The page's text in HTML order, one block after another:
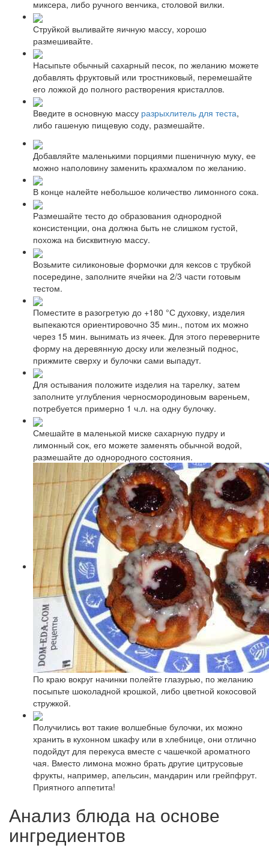
миксера, либо ручного венчика, столовой вилки.
Струйкой выливайте яичную массу, хорошо
размешивайте.
Насыпьте обычный сахарный песок, по желанию можете
добавлять фруктовый или тростниковый, перемешайте
его ложкой до полного растворения кристаллов.
Введите в основную массу разрыхлитель для теста,
либо гашеную пищевую соду, размешайте.
Добавляйте маленькими порциями пшеничную муку, ее
можно наполовину заменить крахмалом по желанию.
В конце налейте небольшое количество лимонного сока.
Размешайте тесто до образования однородной
консистенции, она должна быть не слишком густой,
похожа на бисквитную массу.
Возьмите силиконовые формочки для кексов с трубкой
посередине, заполните ячейки на 2/3 части готовым
тестом.
Поместите в разогретую до +180 °С духовку, изделия
выпекаются ориентировочно 35 мин., потом их можно
через 15 мин. вынимать из ячеек. Для этого переверните
форму на деревянную доску или железный поднос,
прижмите сверху и булочки сами выпадут.
Для остывания положите изделия на тарелку, затем
заполните углубления черносмородиновым вареньем,
потребуется примерно 1 ч.л. на одну булочку.
Смешайте в маленькой миске сахарную пудру и
лимонный сок, его можете заменять обычной водой,
размешайте до однородного состояния.
По краю вокруг начинки полейте глазурью, по желанию
посыпьте шоколадной крошкой, либо цветной кокосовой
стружкой.
Получились вот такие волшебные булочки, их можно
хранить в кухонном шкафу или в хлебнице, они отлично
подойдут для перекуса вместе с чашечкой ароматного
чая. Вместо лимона можно брать другие цитрусовые
фрукты, например, апельсин, мандарин или грейпфрут.
Приятного аппетита!
Анализ блюда на основе
ингредиентов